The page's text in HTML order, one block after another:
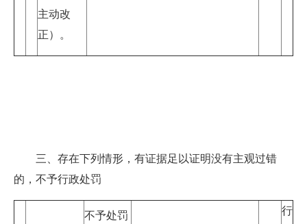
主动改
正）。
三、存在下列情形，有证据足以证明没有主观过错
的，不予行政处罚
不予处罚
行